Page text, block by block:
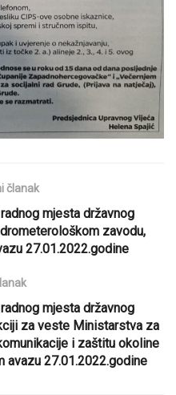
članak
mjesta državnog
zavodu,
27.01.2022.godine
mjesta državnog
za veste Ministarstva za
i zaštitu okoline
avazu 27.01.2022.godine